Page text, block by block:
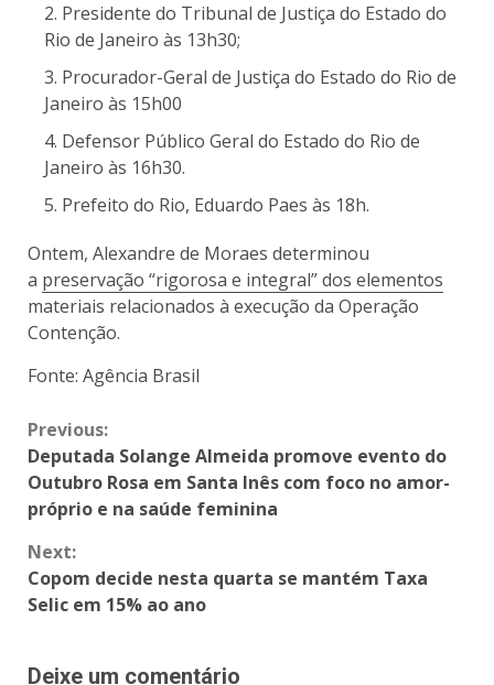
Presidente do Tribunal de Justiça do Estado do
Rio de Janeiro às 13h30;
Procurador-Geral de Justiça do Estado do Rio de
Janeiro às 15h00
Defensor Público Geral do Estado do Rio de
Janeiro às 16h30.
Prefeito do Rio, Eduardo Paes às 18h.
Ontem, Alexandre de Moraes determinou
a preservação “rigorosa e integral” dos elementos
materiais relacionados à execução da Operação
Contenção.
Fonte: Agência Brasil
Previous:
Deputada Solange Almeida promove evento do
Outubro Rosa em Santa Inês com foco no amor-
próprio e na saúde feminina
Next:
Copom decide nesta quarta se mantém Taxa
Selic em 15% ao ano
Deixe um comentário